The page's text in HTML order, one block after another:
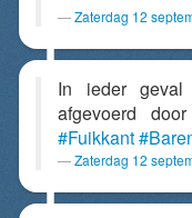
Zaterdag 12
In ieder geval
afgevoerd
#Fuikkant
Zaterdag 12